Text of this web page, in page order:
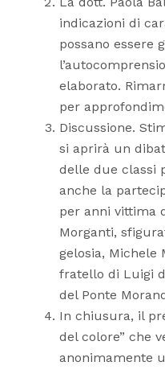
indicazioni di
possano essere
elaborato.
per
Discussione.
si aprirà un
delle due classi
anche la
per anni vittima
Morganti,
gelosia, Michele
fratello di Luigi
del Ponte
In chiusura, il
del colore” che
anonimamente